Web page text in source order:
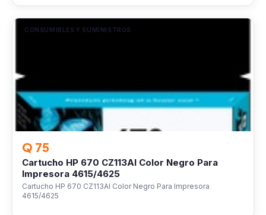
CONSUMIBLES Y SUMINISTROS
Q 75
Cartucho HP 670 CZ113Al Color Negro Para
Impresora 4615/4625
Cartucho HP 670 CZ113Al Color Negro Para Impresora
4615/4625